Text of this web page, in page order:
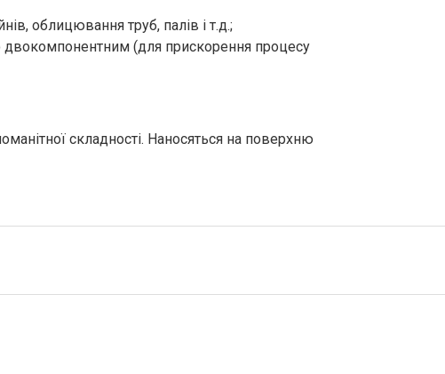
облицювання труб, палів і т.д.;
(для прискорення процесу
складності. Наносяться на поверхню